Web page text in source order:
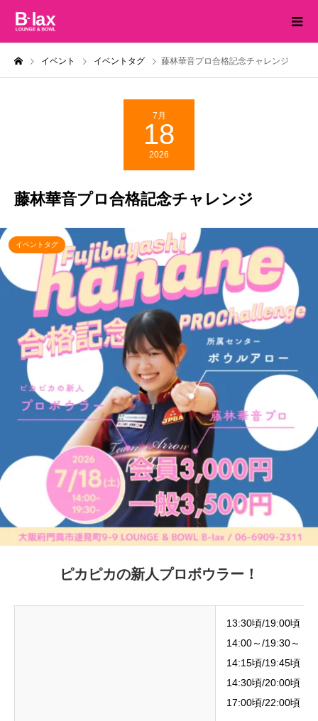
イベント イベントタグ 藤林華音プロ合格記念チャレンジ
7月
18
2026
藤林華音プロ合格記念チャレンジ
イベントタグ
ピカピカの新人プロボウラー！
13:30頃/19:00頃
14:00～/19:30～
14:15頃/19:45頃
14:30頃/20:00頃
17:00頃/22:00頃